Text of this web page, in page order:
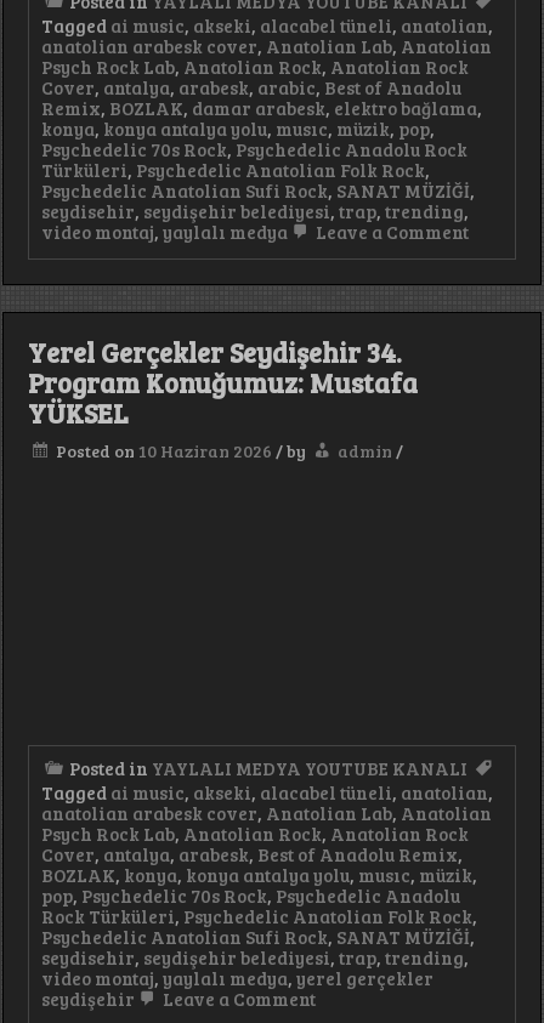
Tagged ai music, akseki, alacabel tüneli, anatolian,
anatolian arabesk cover, Anatolian Lab, Anatolian
Psych Rock Lab, Anatolian Rock, Anatolian Rock
Cover, antalya, arabesk, arabic, Best of Anadolu
Remix, BOZLAK, damar arabesk, elektro bağlama,
konya, konya antalya yolu, musıc, müzik, pop,
Psychedelic 70s Rock, Psychedelic Anadolu Rock
Türküleri, Psychedelic Anatolian Folk Rock,
Psychedelic Anatolian Sufi Rock, SANAT MÜZİĞİ,
seydisehir, seydişehir belediyesi, trap, trending,
video montaj, yaylalı medya Leave a Commenton
hiçbir
yerde
Yerel Gerçekler Seydişehir 34.
Program Konuğumuz: Mustafa
YÜKSEL
Posted on 10 Haziran 2026 /by admin /
Posted in YAYLALI MEDYA YOUTUBE KANALI
Tagged ai music, akseki, alacabel tüneli, anatolian,
anatolian arabesk cover, Anatolian Lab, Anatolian
Psych Rock Lab, Anatolian Rock, Anatolian Rock
Cover, antalya, arabesk, Best of Anadolu Remix,
BOZLAK, konya, konya antalya yolu, musıc, müzik,
pop, Psychedelic 70s Rock, Psychedelic Anadolu
Rock Türküleri, Psychedelic Anatolian Folk Rock,
Psychedelic Anatolian Sufi Rock, SANAT MÜZİĞİ,
seydisehir, seydişehir belediyesi, trap, trending,
video montaj, yaylalı medya, yerel gerçekler
seydişehir
Leave a Commenton